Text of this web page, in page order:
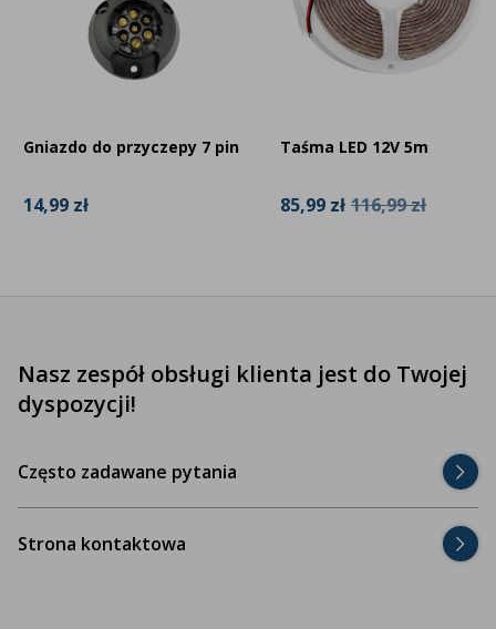
Gniazdo do przyczepy 7 pin
14,99 zł
Taśma LED 12V 5m
85,99 zł 116,99 zł
Nasz zespół obsługi klienta jest do Twojej
dyspozycji!
Często zadawane pytania
Strona kontaktowa